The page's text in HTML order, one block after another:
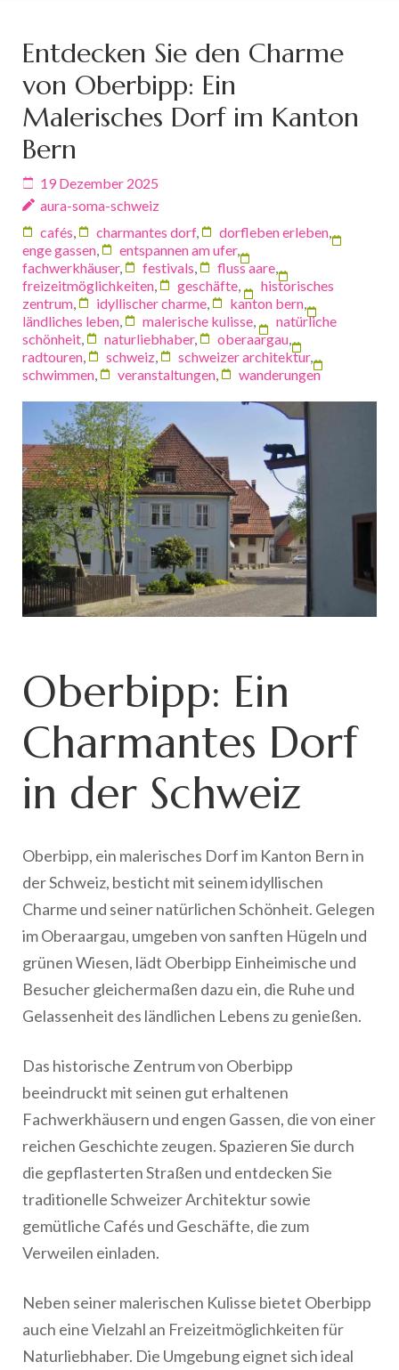
Entdecken Sie den Charme
von Oberbipp: Ein
Malerisches Dorf im Kanton
Bern
19 Dezember 2025
aura-soma-schweiz
cafés
charmantes dorf, dorfleben erleben
enge gassen
entspannen am ufer,
fachwerkhäuser, festivals fluss aare
freizeitmöglichkeiten
geschäfte
historisches
zentrum
idyllischer charme kanton bern
ländliches leben
malerische kulisse
natürliche
schönheit
naturliebhaber, oberaargau
radtouren
schweiz schweizer architektur,
schwimmen
veranstaltungen wanderungen
Oberbipp: Ein
Charmantes Dorf
in der Schweiz
Oberbipp, ein malerisches Dorf im Kanton Bern in
der Schweiz, besticht mit seinem idyllischen
Charme und seiner natürlichen Schönheit. Gelegen
im Oberaargau, umgeben von sanften Hügeln und
grünen Wiesen, lädt Oberbipp Einheimische und
Besucher gleichermaßen dazu ein, die Ruhe und
Gelassenheit des ländlichen Lebens zu genießen.
Das historische Zentrum von Oberbipp
beeindruckt mit seinen gut erhaltenen
Fachwerkhäusern und engen Gassen, die von einer
reichen Geschichte zeugen. Spazieren Sie durch
die gepflasterten Straßen und entdecken Sie
traditionelle Schweizer Architektur sowie
gemütliche Cafés und Geschäfte, die zum
Verweilen einladen.
Neben seiner malerischen Kulisse bietet Oberbipp
auch eine Vielzahl an Freizeitmöglichkeiten für
Naturliebhaber. Die Umgebung eignet sich ideal